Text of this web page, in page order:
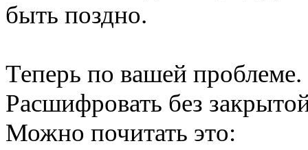
быть поздно.
Теперь по вашей проблеме.
Расшифровать без
Можно почитать это: